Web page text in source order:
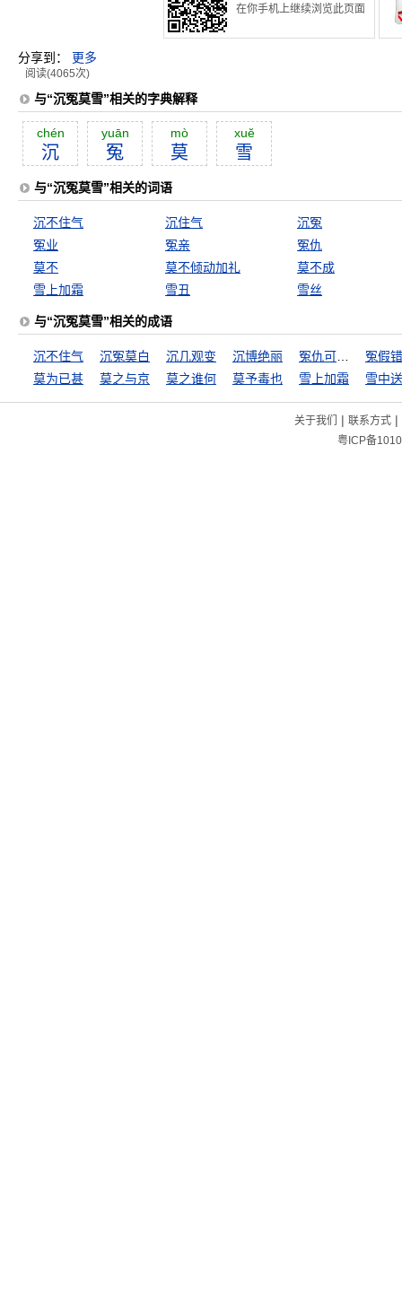
在你手机上继续浏览此页面
分享到： 更多
阅读(4065次)
与“沉冤莫雪”相关的字典解释
chén
沉
yuān
冤
mò
莫
xuĕ
雪
与“沉冤莫雪”相关的词语
沉不住气 沉住气
沉冤
冤业
冤亲
冤仇
莫不
莫不倾动加礼
莫不成
雪上加霜
雪丑 雪丝
与“沉冤莫雪”相关的成语
沉不住气 沉冤莫白 沉几观变 沉博绝丽
冤假
莫为已甚
莫之与京 莫之谁何 莫予毒也 雪上加霜 雪中
关于我们 | 联系方式|
粤ICP备